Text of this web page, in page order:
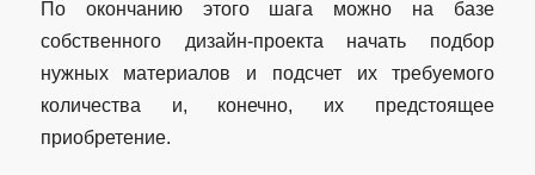
По окончанию этого шага можно на базе
собственного дизайн-проекта начать подбор
нужных материалов и подсчет их требуемого
количества и, конечно, их предстоящее
приобретение.